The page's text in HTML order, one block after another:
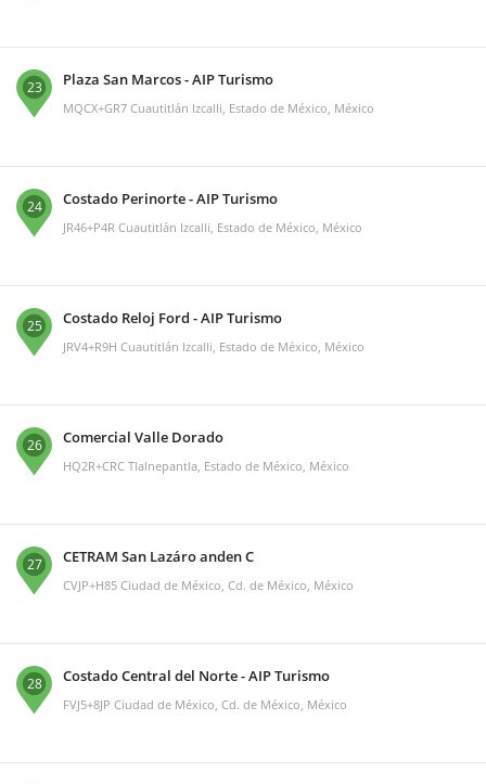
23 Plaza San Marcos - AIP Turismo
MQCX+GR7 Cuautitlán Izcalli, Estado de México, México
24 Costado Perinorte - AIP Turismo
JR46+P4R Cuautitlán Izcalli, Estado de México, México
25 Costado Reloj Ford - AIP Turismo
JRV4+R9H Cuautitlán Izcalli, Estado de México, México
26 Comercial Valle Dorado
HQ2R+CRC Tlalnepantla, Estado de México, México
27 CETRAM San Lazáro anden C
CVJP+H85 Ciudad de México, Cd. de México, México
28 Costado Central del Norte - AIP Turismo
FVJ5+8JP Ciudad de México, Cd. de México, México